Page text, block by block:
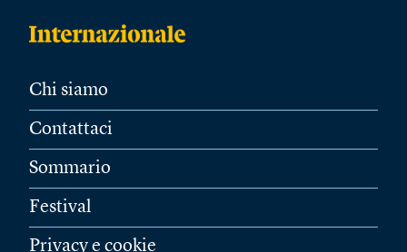
Chi siamo
Contattaci
Sommario
Festival
Privacy e cookie